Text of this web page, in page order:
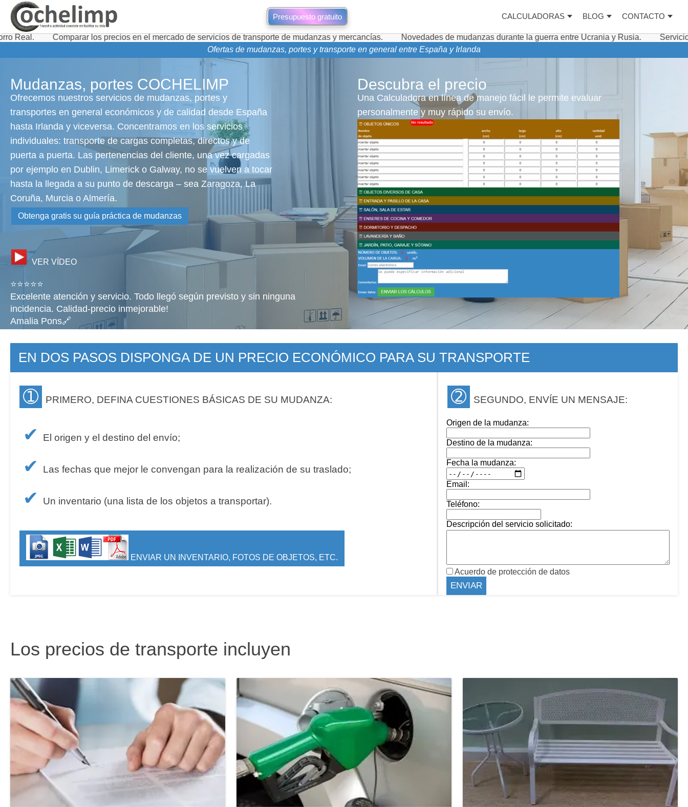
Presupuesto gratuito CALCULADORAS BLOG CONTACTO
los precios en el mercado de servicios de transporte de mudanzas y mercancías. Novedades de mudanzas durante la guerra entre Ucrania y Rusia.
Servicios
Ofertas de mudanzas, portes y transporte en general entre España y Irlanda
Mudanzas, portes COCHELIMP
Ofrecemos nuestros servicios de mudanzas, portes y
transportes en general económicos y de calidad desde España
hasta Irlanda y viceversa. Concentramos en los servicios
individuales: transporte de cargas completas, directos y de
puerta a puerta. Las pertenencias del cliente, una vez cargadas
por ejemplo en Dublin, Limerick o Galway, no se vuelven a tocar
hasta la llegada a su punto de descarga – sea Zaragoza, La
Coruña, Murcia o Almería.
Obtenga gratis su guía práctica de mudanzas
VER VÍDEO
⭐⭐⭐⭐⭐
Excelente atención y servicio. Todo llegó según previsto y sin ninguna
incidencia. Calidad-precio inmejorable!
Amalia Pons🔗
Descubra el precio
Una Calculadora en línea de manejo fácil le permite evaluar
personalmente y muy rápido su envío.
EN DOS PASOS DISPONGA DE UN PRECIO ECONÓMICO PARA SU TRANSPORTE
➀ PRIMERO, DEFINA CUESTIONES BÁSICAS DE SU MUDANZA: ➁ SEGUNDO, ENVÍE UN MENSAJE:
✔ El origen y el destino del envío;
✔ Las fechas que mejor le convengan para la realización de su traslado;
✔ Un inventario (una lista de los objetos a transportar).
ENVIAR UN INVENTARIO, FOTOS DE OBJETOS, ETC.
Origen de la mudanza:
Destino de la mudanza:
Fecha la mudanza:
Email:
Teléfono:
Descripción del servicio solicitado:
Acuerdo de protección de datos
Los precios de transporte incluyen